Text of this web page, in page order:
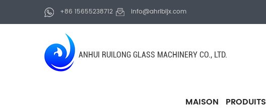
+86 15655238712 info@ahrlbljx.com
ANHUI RUILONG GLASS MACHINERY CO., LTD.
MAISON PRODUITS